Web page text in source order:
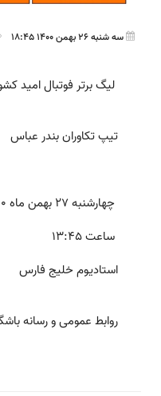
سه شنبه 26 بهمن 1400 18:45
لیگ برتر فوتبال امید
تیپ تکاوران بندر
چهارشنبه 27 بهمن ماه 1400
ساعت 13:45
استادیوم خلیج فارس
روابط عمومی و رسانه